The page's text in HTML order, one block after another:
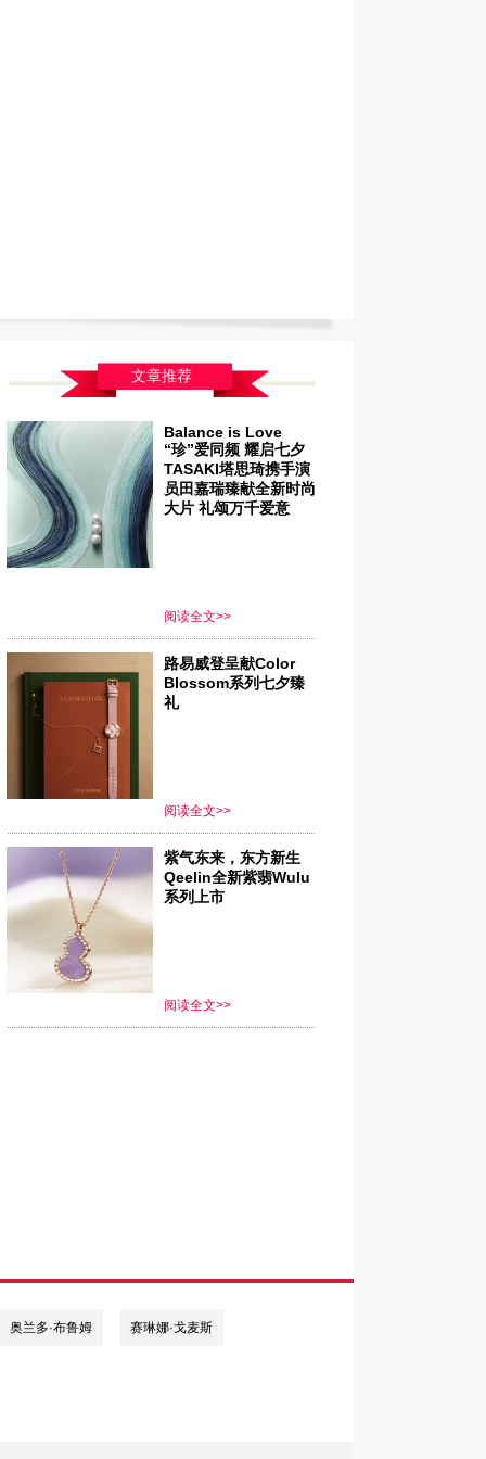
文章推荐
Balance is Love
“珍”爱同频 耀启七夕
TASAKI塔思琦携手演
员田嘉瑞臻献全新时尚
大片 礼颂万千爱意
阅读全文>>
路易威登呈献Color
Blossom系列七夕臻
礼
阅读全文>>
紫气东来，东方新生
Qeelin全新紫翡Wulu
系列上市
阅读全文>>
奥兰多·布鲁姆 赛琳娜·戈麦斯